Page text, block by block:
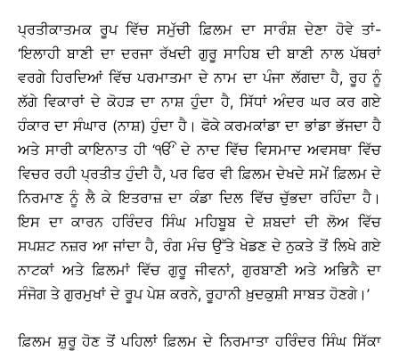
ਪ੍ਰਤੀਕਾਤਮਕ ਰੂਪ ਵਿੱਚ ਸਮੁੱਚੀ ਫ਼ਿਲਮ ਦਾ ਸਾਰੰਸ਼ ਦੇਣਾ ਹੋਵੇ ਤਾਂ-
‘ਇਲਾਹੀ ਬਾਣੀ ਦਾ ਦਰਜਾ ਰੱਖਦੀ ਗੁਰੂ ਸਾਹਿਬ ਦੀ ਬਾਣੀ ਨਾਲ ਪੱਥਰਾਂ
ਵਰਗੇ ਹਿਰਦਿਆਂ ਵਿੱਚ ਪਰਮਾਤਮਾ ਦੇ ਨਾਮ ਦਾ ਪੰਜਾ ਲੱਗਦਾ ਹੈ, ਰੂਹ ਨੂੰ
ਲੱਗੇ ਵਿਕਾਰਾਂ ਦੇ ਕੋਹੜ ਦਾ ਨਾਸ਼ ਹੁੰਦਾ ਹੈ, ਸਿੱਧਾਂ ਅੰਦਰ ਘਰ ਕਰ ਗਏ
ਹੰਕਾਰ ਦਾ ਸੰਘਾਰ (ਨਾਸ਼) ਹੁੰਦਾ ਹੈ। ਫੋਕੇ ਕਰਮਕਾਂਡਾ ਦਾ ਭਾਂਡਾ ਭੱਜਦਾ ਹੈ
ਅਤੇ ਸਾਰੀ ਕਾਇਨਾਤ ਹੀ ‘ੴ’ ਦੇ ਨਾਦ ਵਿੱਚ ਵਿਸਮਾਦ ਅਵਸਥਾ ਵਿੱਚ
ਵਿਚਰ ਰਹੀ ਪ੍ਰਤੀਤ ਹੁੰਦੀ ਹੈ, ਪਰ ਫਿਰ ਵੀ ਫ਼ਿਲਮ ਦੇਖਦੇ ਸਮੇਂ ਫ਼ਿਲਮ ਦੇ
ਨਿਰਮਾਣ ਨੂੰ ਲੈ ਕੇ ਇਤਰਾਜ਼ ਦਾ ਕੰਡਾ ਦਿਲ ਵਿੱਚ ਚੁੱਭਦਾ ਰਹਿੰਦਾ ਹੈ।
ਇਸ ਦਾ ਕਾਰਨ ਹਰਿੰਦਰ ਸਿੰਘ ਮਹਿਬੂਬ ਦੇ ਸ਼ਬਦਾਂ ਦੀ ਲੋਅ ਵਿੱਚ
ਸਪਸ਼ਟ ਨਜ਼ਰ ਆ ਜਾਂਦਾ ਹੈ, ਰੰਗ ਮੰਚ ਉੱਤੇ ਖੇਡਣ ਦੇ ਨੁਕਤੇ ਤੋਂ ਲਿਖੇ ਗਏ
ਨਾਟਕਾਂ ਅਤੇ ਫ਼ਿਲਮਾਂ ਵਿੱਚ ਗੁਰੂ ਜੀਵਨਾਂ, ਗੁਰਬਾਣੀ ਅਤੇ ਅਭਿਨੈ ਦਾ
ਸੰਜੋਗ ਤੇ ਗੁਰਮੁਖਾਂ ਦੇ ਰੂਪ ਪੇਸ਼ ਕਰਨੇ, ਰੂਹਾਨੀ ਖ਼ੁਦਕੁਸ਼ੀ ਸਾਬਤ ਹੋਣਗੇ।’
ਫ਼ਿਲਮ ਸ਼ੁਰੂ ਹੋਣ ਤੋਂ ਪਹਿਲਾਂ ਫ਼ਿਲਮ ਦੇ ਨਿਰਮਾਤਾ ਹਰਿੰਦਰ ਸਿੰਘ ਸਿੱਕਾ